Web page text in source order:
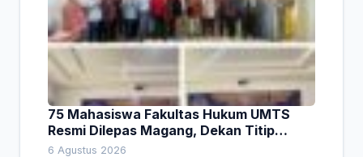
75 Mahasiswa Fakultas Hukum UMTS
Resmi Dilepas Magang, Dekan Titip
Empat Pesan Penting
6 Agustus 2026